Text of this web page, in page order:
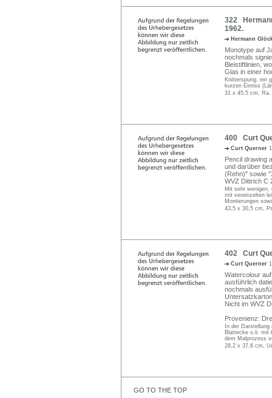
322
1962.
Hermann
Monotype auf
nochmals
Bleistiftlinien,
Glas in einer
Knitterspurig, ein
kurzen Einriss
31 x 45,5 cm,
400 Curt
Curt Querner
Pencil drawing
und darüber
(Rehn)" sowie
WVZ Dittrich C
Mit sehr wenigen,
mit vereinzelten
Montierungen
43,5 x 30,5 cm,
402 Curt
Curt Querner
Watercolour
ausführlich
nochmals
Nicht im WVZ
Provenienz:
In der
Blattecke o.li. mit
dem Malprozess
28,2 x 37,6 cm,
GO TO THE TOP